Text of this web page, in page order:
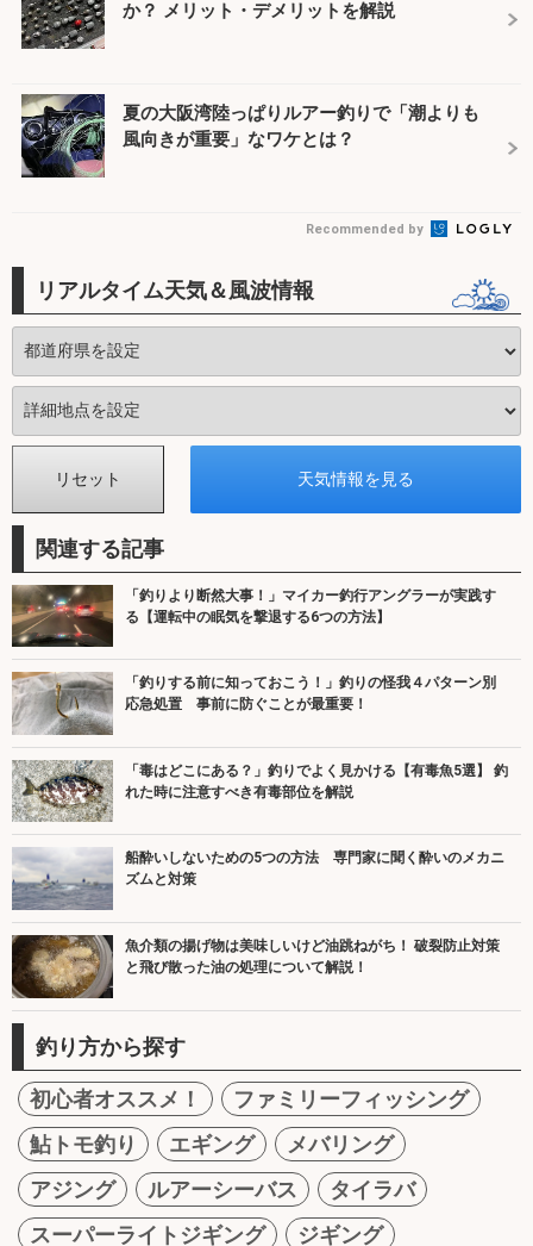
か？ メリット・デメリットを解説
夏の大阪湾陸っぱりルアー釣りで「潮よりも
風向きが重要」なワケとは？
Recommended by
リアルタイム天気＆風波情報
関連する記事
「釣りより断然大事！」マイカー釣行アングラーが実践す
る【運転中の眠気を撃退する6つの方法】
「釣りする前に知っておこう！」釣りの怪我４パターン別
応急処置 事前に防ぐことが最重要！
「毒はどこにある？」釣りでよく見かける【有毒魚5選】 釣
れた時に注意すべき有毒部位を解説
船酔いしないための5つの方法 専門家に聞く酔いのメカニ
ズムと対策
魚介類の揚げ物は美味しいけど油跳ねがち！ 破裂防止対策
と飛び散った油の処理について解説！
釣り方から探す
初心者オススメ！
ファミリーフィッシング
鮎トモ釣り
エギング
メバリング
アジング
ルアーシーバス
タイラバ
スーパーライトジギング
ジギング